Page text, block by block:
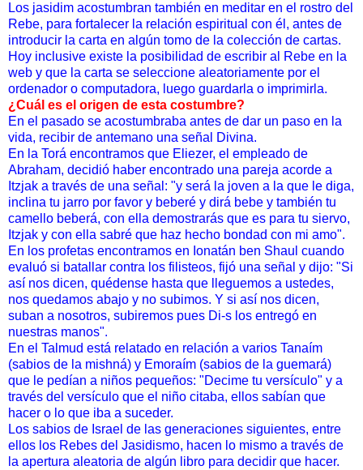
Los jasidim acostumbran también en meditar en el rostro del
Rebe, para fortalecer la relación espiritual con él, antes de
introducir la carta en algún tomo de la colección de cartas.
Hoy inclusive existe la posibilidad de escribir al Rebe en la
web y que la carta se seleccione aleatoriamente por el
ordenador o computadora, luego guardarla o imprimirla.
¿Cuál es el origen de esta costumbre?
En el pasado se acostumbraba antes de dar un paso en la
vida, recibir de antemano una señal Divina.
En la Torá encontramos que Eliezer, el empleado de
Abraham, decidió haber encontrado una pareja acorde a
Itzjak a través de una señal: "y será la joven a la que le diga,
inclina tu jarro por favor y beberé y dirá bebe y también tu
camello beberá, con ella demostrarás que es para tu siervo,
Itzjak y con ella sabré que haz hecho bondad con mi amo".
En los profetas encontramos en Ionatán ben Shaul cuando
evaluó si batallar contra los filisteos, fijó una señal y dijo: "Si
así nos dicen, quédense hasta que lleguemos a ustedes,
nos quedamos abajo y no subimos. Y si así nos dicen,
suban a nosotros, subiremos pues Di-s los entregó en
nuestras manos".
En el Talmud está relatado en relación a varios Tanaím
(sabios de la mishná) y Emoraím (sabios de la guemará)
que le pedían a niños pequeños: "Decime tu versículo" y a
través del versículo que el niño citaba, ellos sabían que
hacer o lo que iba a suceder.
Los sabios de Israel de las generaciones siguientes, entre
ellos los Rebes del Jasidismo, hacen lo mismo a través de
la apertura aleatoria de algún libro para decidir que hacer.